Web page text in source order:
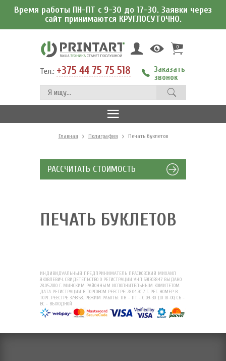
Время работы ПН-ПТ с 9-30 до 17-30. Заявки через
сайт принимаются КРУГЛОСУТОЧНО.
0
Тел.: +375 44 75 75 518
Заказать
звонок
Главная Полиграфия Печать буклетов
РАССЧИТАТЬ СТОИМОСТЬ
ПЕЧАТЬ БУКЛЕТОВ
ИНДИВИДУАЛЬНЫЙ ПРЕДПРИНИМАТЕЛЬ ПРАСКОВСКИЙ МИХАИЛ
ЯКОВЛЕВИЧ. СВИДЕТЕЛЬСТВО О РЕГИСТРАЦИИ УНП 691303847 ВЫДАНО
28.05.2010 Г. МИНСКИМ РАЙОННЫМ ИСПОЛНИТЕЛЬНЫМ КОМИТЕТОМ.
ДАТА РЕГИСТРАЦИИ В ТОРГОВОМ РЕЕСТРЕ: 28.04.2017 Г. РЕГ. НОМЕР В
ТОРГ. РЕЕСТРЕ 379858. РЕЖИМ РАБОТЫ: ПН - ПТ - С 09-30 ДО 18-00; СБ -
ВС - ВЫХОДНОЙ